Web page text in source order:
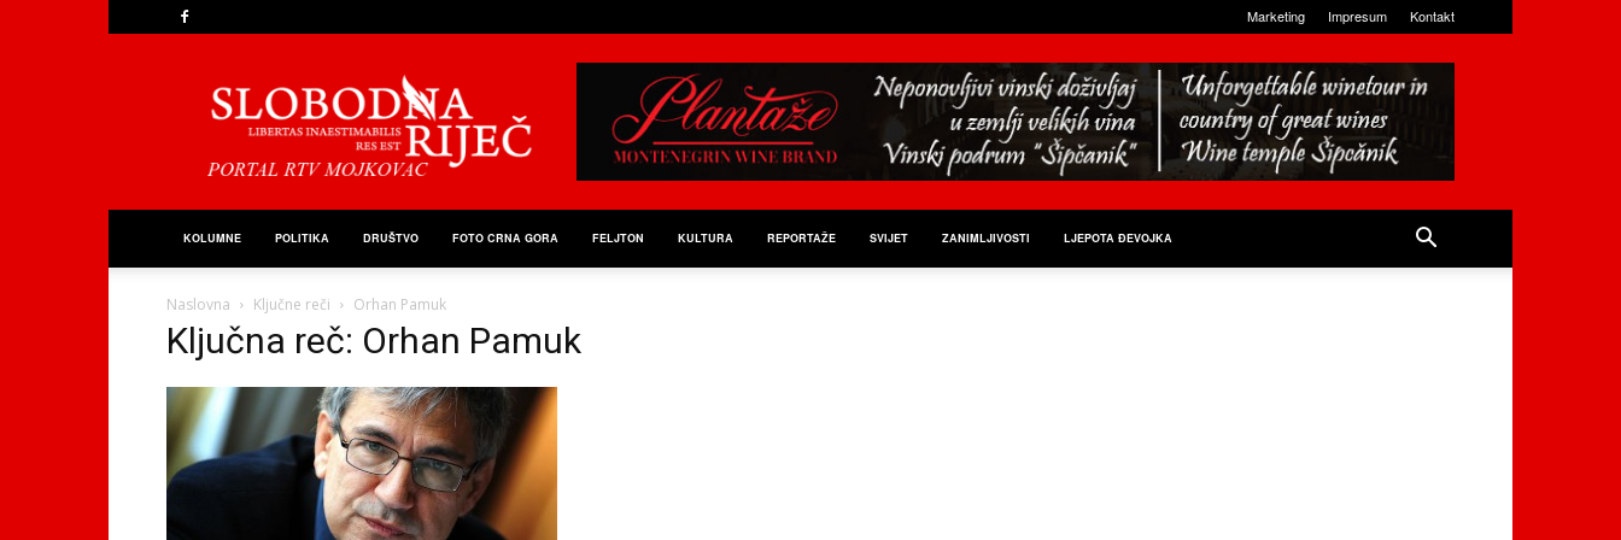
Marketing Impresum Kontakt
Riječ
KOLUMNE POLITIKA DRUŠTVO FOTO CRNA GORA FELJTON KULTURA REPORTAŽE SVIJET ZANIMLJIVOSTI LJEPOTA ĐEVOJKA
Naslovna Ključne reči Orhan Pamuk
Ključna reč: Orhan Pamuk